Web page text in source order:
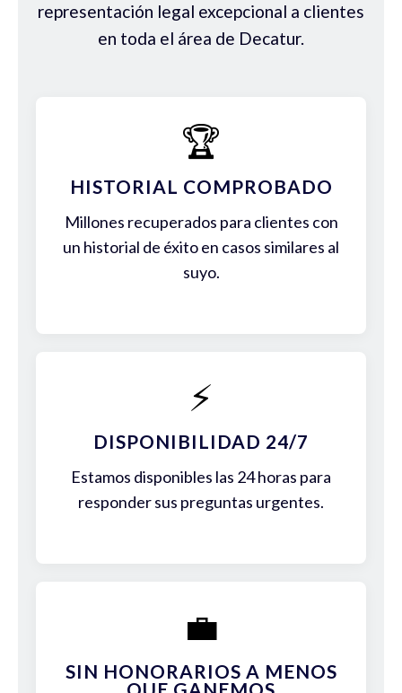
representación legal excepcional a clientes
en toda el área de Decatur.
🏆
HISTORIAL COMPROBADO
Millones recuperados para clientes con
un historial de éxito en casos similares al
suyo.
⚡
DISPONIBILIDAD 24/7
Estamos disponibles las 24 horas para
responder sus preguntas urgentes.
💼
SIN HONORARIOS A MENOS